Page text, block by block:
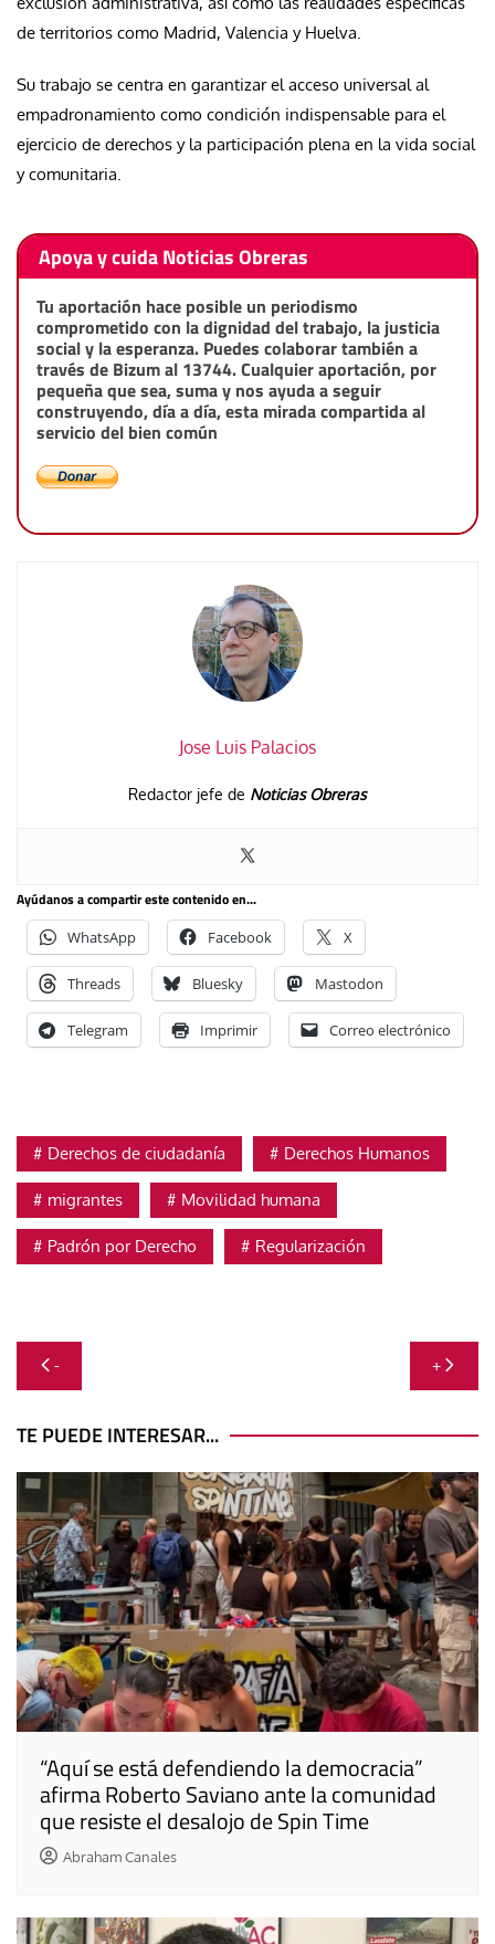
de territorios como Madrid, Valencia y Huelva.
Su trabajo se centra en garantizar el acceso universal al
empadronamiento como condición indispensable para el
ejercicio de derechos y la participación plena en la vida social
y comunitaria.
Apoya y cuida Noticias Obreras
Tu aportación hace posible un periodismo
comprometido con la dignidad del trabajo, la justicia
social y la esperanza. Puedes colaborar también a
través de Bizum al 13744. Cualquier aportación, por
pequeña que sea, suma y nos ayuda a seguir
construyendo, día a día, esta mirada compartida al
servicio del bien común
Jose Luis Palacios
Redactor jefe de Noticias Obreras
Ayúdanos a compartir este contenido en...
WhatsApp Facebook X
Threads Bluesky Mastodon
Telegram Imprimir Correo electrónico
Derechos de ciudadanía Derechos Humanos
migrantes Movilidad humana
Padrón por Derecho Regularización
Navegación
de
entradas
- +
TE PUEDE INTERESAR...
“Aquí se está defendiendo la democracia”
afirma Roberto Saviano ante la comunidad
que resiste el desalojo de Spin Time
Abraham Canales